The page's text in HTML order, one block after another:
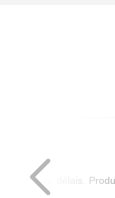
dans les délais.